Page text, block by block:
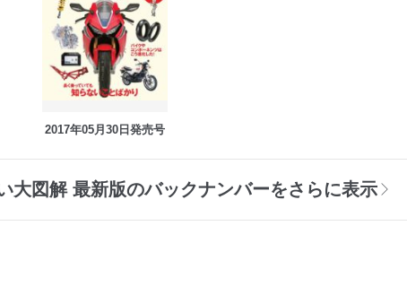
2017年05月30日発売号
大図解 最新版のバックナンバーをさらに表示